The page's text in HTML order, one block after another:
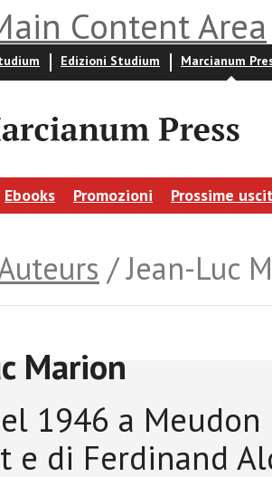
Content Area
Edizioni Studium Marcianum
Ebooks Promozioni Prossime
/ Jean-Luc
Marion
1946 a
e di Ferdinand